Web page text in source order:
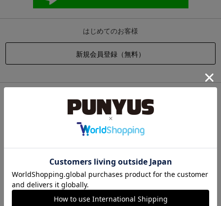
はじめてのお客様
他のサイトIDで新規会員登録をしていただくと次回以降、そのIDで
ログインすることができます。